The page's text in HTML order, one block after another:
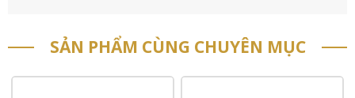
SẢN PHẨM CÙNG CHUYÊN MỤC